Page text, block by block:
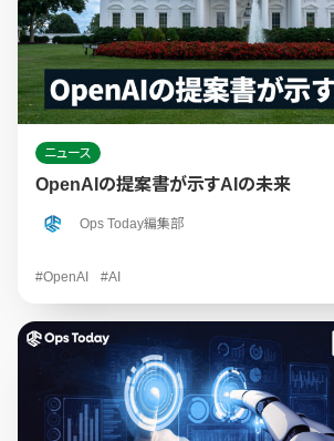
ニュース
OpenAIの提案書が示すAIの未来
Ops Today編集部
#OpenAI #AI